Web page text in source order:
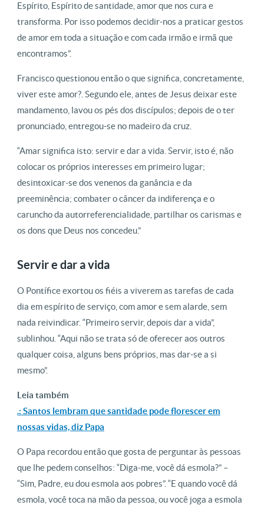
Espírito, Espírito de santidade, amor que nos cura e
transforma. Por isso podemos decidir-nos a praticar gestos
de amor em toda a situação e com cada irmão e irmã que
encontramos”.
Francisco questionou então o que significa, concretamente,
viver este amor?. Segundo ele, antes de Jesus deixar este
mandamento, lavou os pés dos discípulos; depois de o ter
pronunciado, entregou-se no madeiro da cruz.
“Amar significa isto: servir e dar a vida. Servir, isto é, não
colocar os próprios interesses em primeiro lugar;
desintoxicar-se dos venenos da ganância e da
preeminência; combater o câncer da indiferença e o
caruncho da autorreferencialidade, partilhar os carismas e
os dons que Deus nos concedeu.”
Servir e dar a vida
O Pontífice exortou os fiéis a viverem as tarefas de cada
dia em espírito de serviço, com amor e sem alarde, sem
nada reivindicar. “Primeiro servir, depois dar a vida”,
sublinhou. “Aqui não se trata só de oferecer aos outros
qualquer coisa, alguns bens próprios, mas dar-se a si
mesmo”.
Leia também
.: Santos lembram que santidade pode florescer em
nossas vidas, diz Papa
O Papa recordou então que gosta de perguntar às pessoas
que lhe pedem conselhos: “Diga-me, você dá esmola?” –
“Sim, Padre, eu dou esmola aos pobres”. “E quando você dá
esmola, você toca na mão da pessoa, ou você joga a esmola